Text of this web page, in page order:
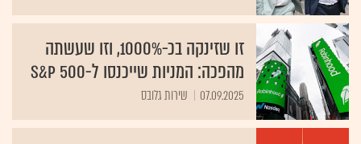
זו שזינקה בכ-1000%, וזו שעשתה
מהפכה: המניות שייכנסו ל-S&P 500
07.09.2025 שירות גלובס